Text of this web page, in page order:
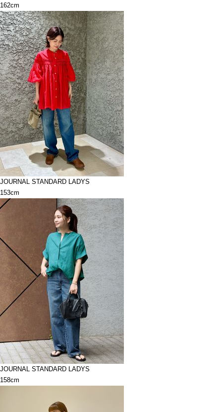
162cm
JOURNAL STANDARD LADYS
153cm
JOURNAL STANDARD LADYS
158cm